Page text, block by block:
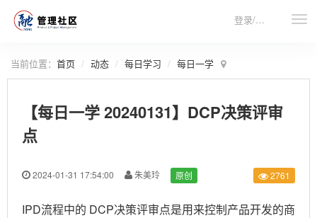
登录/注册
当前位置： 首页 动态 每日学习 每日一学
【每日一学 20240131】DCP决策评审
点
2024-01-31 17:54:00 朱美玲 原创 2761
IPD流程中的 DCP决策评审点是用来控制产品开发的商